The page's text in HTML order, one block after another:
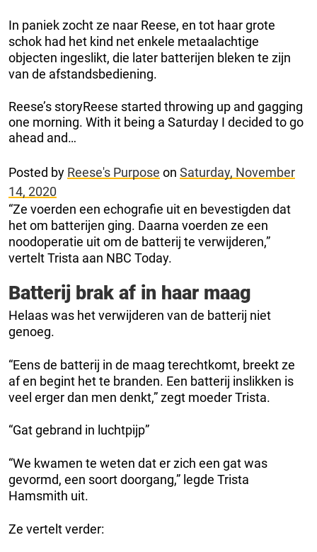
In paniek zocht ze naar Reese, en tot haar grote
schok had het kind net enkele metaalachtige
objecten ingeslikt, die later batterijen bleken te zijn
van de afstandsbediening.
Reese’s storyReese started throwing up and gagging
one morning. With it being a Saturday I decided to go
ahead and…
Posted by Reese's Purpose on Saturday, November
14, 2020
“Ze voerden een echografie uit en bevestigden dat
het om batterijen ging. Daarna voerden ze een
noodoperatie uit om de batterij te verwijderen,”
vertelt Trista aan NBC Today.
Batterij brak af in haar maag
Helaas was het verwijderen van de batterij niet
genoeg.
“Eens de batterij in de maag terechtkomt, breekt ze
af en begint het te branden. Een batterij inslikken is
veel erger dan men denkt,” zegt moeder Trista.
“Gat gebrand in luchtpijp”
“We kwamen te weten dat er zich een gat was
gevormd, een soort doorgang,” legde Trista
Hamsmith uit.
Ze vertelt verder: